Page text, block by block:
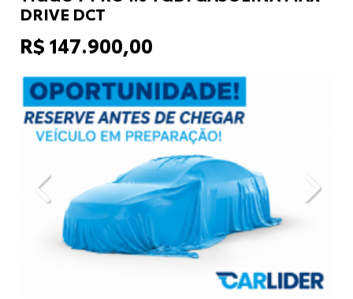
DRIVE DCT
R$ 147.900,00
Previous Next